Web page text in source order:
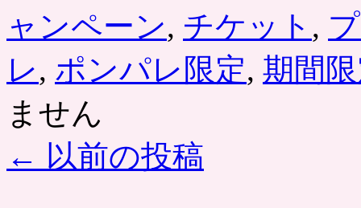
ャンペーン, チケット ,
レ, ポンパレ限定, 期間
ません
← 以前の投稿